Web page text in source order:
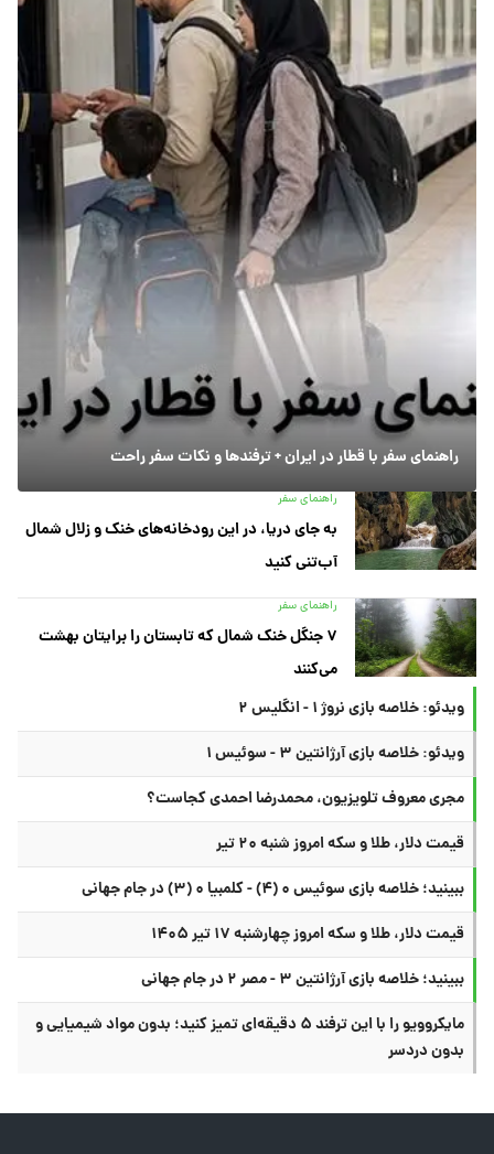
راهنمای سفر با قطار در ایران + ترفندها و نکات سفر راحت
راهنمای سفر
به جای دریا، در این رودخانه‌های خنک و زلال شمال
آب‌تنی کنید
راهنمای سفر
۷ جنگل خنک شمال که تابستان را برایتان بهشت
می‌کنند
ویدئو: خلاصه بازی نروژ ۱ - انگلیس ۲
ویدئو: خلاصه بازی آرژانتین ۳ - سوئیس ۱
مجری معروف تلویزیون، محمدرضا احمدی کجاست؟
قیمت دلار، طلا و سکه امروز شنبه ۲۰ تیر
ببینید؛ خلاصه بازی سوئیس ۰ (۴) - کلمبیا ۰ (۳) در جام جهانی
قیمت دلار، طلا و سکه امروز چهارشنبه ۱۷ تیر ۱۴۰۵
ببینید؛ خلاصه بازی آرژانتین ۳ - مصر ۲ در جام جهانی
مایکروویو را با این ترفند ۵ دقیقه‌ای تمیز کنید؛ بدون مواد شیمیایی و
بدون دردسر